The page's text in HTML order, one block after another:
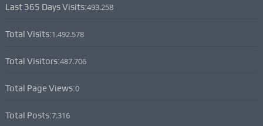
Last 365 Days Visits:493.258
Total Visits:1.492.578
Total Visitors:487.706
Total Page Views:0
Total Posts:7.316